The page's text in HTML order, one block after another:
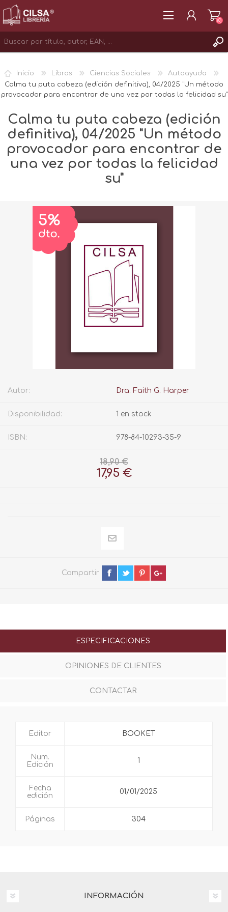
INICIAR SESIÓN
(0)
Inicio Libros Ciencias Sociales
Autoayuda
Calma tu puta cabeza (edición definitiva), 04/2025 "Un método
provocador para encontrar de una vez por todas la felicidad su"
Calma tu puta cabeza (edición
definitiva), 04/2025 "Un método
provocador para encontrar de
una vez por todas la felicidad
su"
Autor: Dra. Faith G. Harper
Disponibilidad: 1 en stock
ISBN: 978-84-10293-35-9
18,90 €
17,95 €
Compartir
ESPECIFICACIONES
OPINIONES DE CLIENTES
CONTACTAR
Editor BOOKET
Num.
Edición
1
Fecha
edición
01/01/2025
Páginas 304
INFORMACIÓN